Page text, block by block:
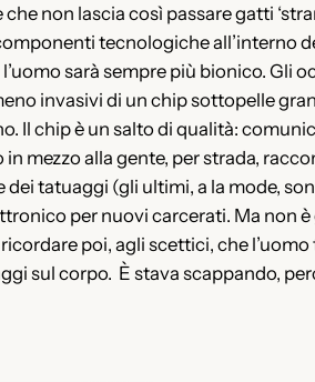
non lascia così passare gatti
tecnologiche all’interno
sarà sempre più bionico. Gli
invasivi di un chip sottopelle
Il chip è un salto di qualità:
mezzo alla gente, per strada,
tatuaggi (gli ultimi, a la mode,
per nuovi carcerati. Ma non
poi, agli scettici, che
sul corpo. È stava scappando,